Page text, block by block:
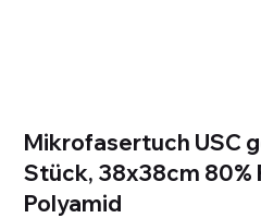
Mikrofasertuch USC
Stück, 38x38cm 80%
Polyamid